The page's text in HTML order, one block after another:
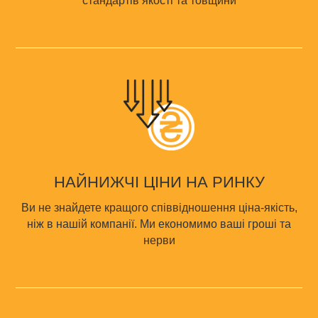
НАЙНИЖЧІ ЦІНИ НА РИНКУ
Ви не знайдете кращого співвідношення ціна-якість,
ніж в нашій компанії. Ми економимо ваші гроші та
нерви